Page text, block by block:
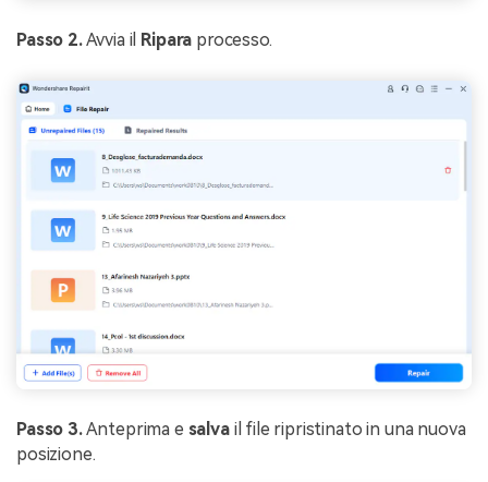
Passo 2.Avvia il Ripara processo.
Passo 3.Anteprima e salvail file ripristinato in una nuova
posizione.